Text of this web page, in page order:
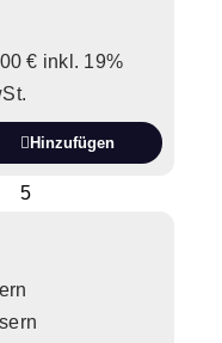
€ inkl. 19%
Hinzufügen
5